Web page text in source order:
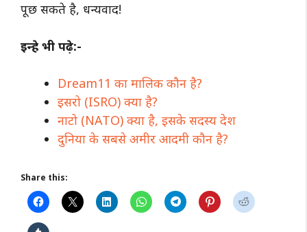
पूछ सकते है, धन्यवाद!
इन्हे भी पढ़े:-
Dream11 का मालिक कौन है?
इसरो (ISRO) क्या है?
नाटो (NATO) क्या है, इसके सदस्य देश
दुनिया के सबसे अमीर आदमी कौन है?
Share this: